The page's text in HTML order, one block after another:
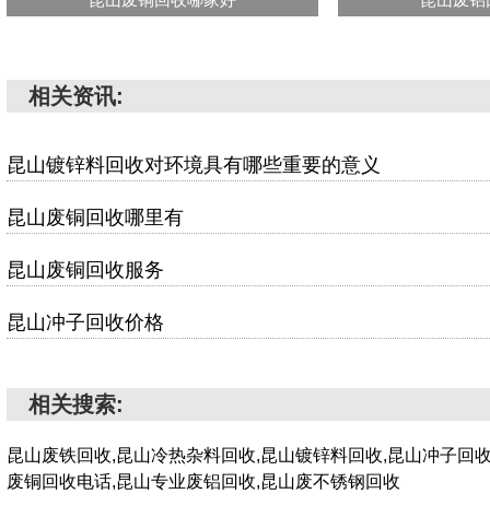
相关资讯:
昆山镀锌料回收对环境具有哪些重要的意义
昆山废铜回收哪里有
昆山废铜回收服务
昆山冲子回收价格
相关搜索:
昆山废铁回收,昆山冷热杂料回收,昆山镀锌料回收,昆山冲子回
废铜回收电话,昆山专业废铝回收,昆山废不锈钢回收